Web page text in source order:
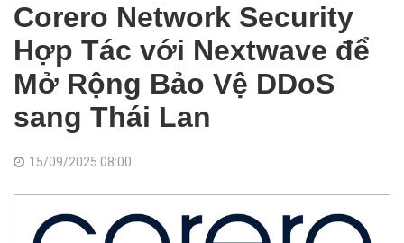
Corero Network Security
Hợp Tác với Nextwave để
Mở Rộng Bảo Vệ DDoS
sang Thái Lan
15/09/2025 08:00